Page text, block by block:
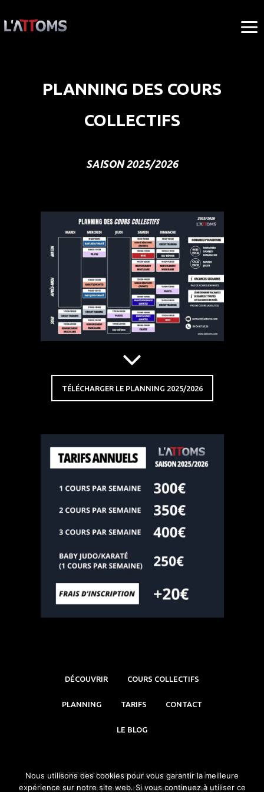
au
PLANNING DES COURS
COLLECTIFS
SAISON 2025/2026
TÉLÉCHARGER LE PLANNING 2025/2026
DÉCOUVRIR COURS COLLECTIFS
PLANNING TARIFS CONTACT
LE BLOG
© 2026 lattoms.com |Mentions légales|
Confidentialité| Conception du site internet par
Nous utilisons des cookies pour vous garantir la meilleure
expérience sur notre site web. Si vous continuez à utiliser ce